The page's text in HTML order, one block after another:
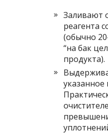
Заливают
реагента
(обычно
“на бак
продукта).